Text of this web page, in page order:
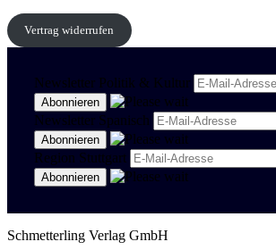
Vertrag widerrufen
Newsletter Politik & Kultur
Newsletter Spanisch
Region Stuttgart
Schmetterling Verlag GmbH